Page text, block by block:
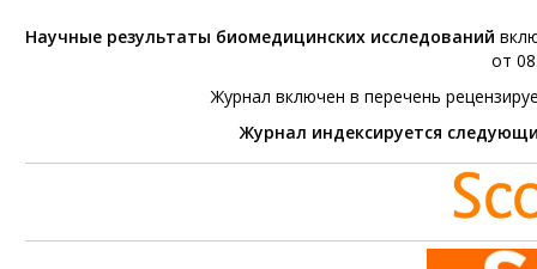
Научные результаты биомедицинских исследований
от
Журнал включен в перечень
Журнал индексируется